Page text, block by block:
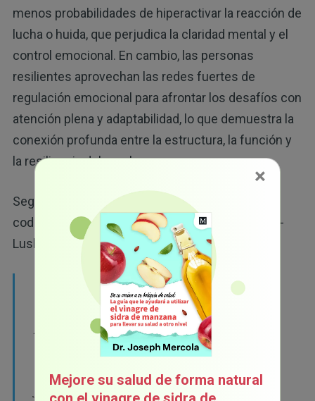
menos probabilidades de hiperactivar la reacción de
lucha o huida, que perjudica la claridad mental y el
control emocional. En cambio, las personas
resilientes aprovechan las redes fuertes de
regulación emocional para afrontar los desafíos con
atención plena y adaptabilidad, lo que demuestra la
conexión profunda entre la estructura, la función y
la resiliencia del cerebro.
Según la Dra. Arpana Gupta, autora principal y
codirectora del Centro de Microbioma Goodman-
Luskin de la UCLA.
"Si identificamos cómo es un cerebro y un
microbioma saludable y resiliente, entonces
podremos desarrollar intervenciones
específicas en esas áreas para reducir el
fenómeno que afecta a todo el cuerpo y que
×
Mejore su salud de forma natural